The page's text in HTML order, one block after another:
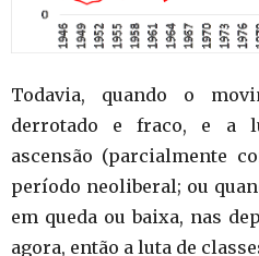
Todavia, quando o
derrotado e fraco, e a
ascensão (parcialmente
período neoliberal; ou
em queda ou baixa, nas
agora, então a luta de